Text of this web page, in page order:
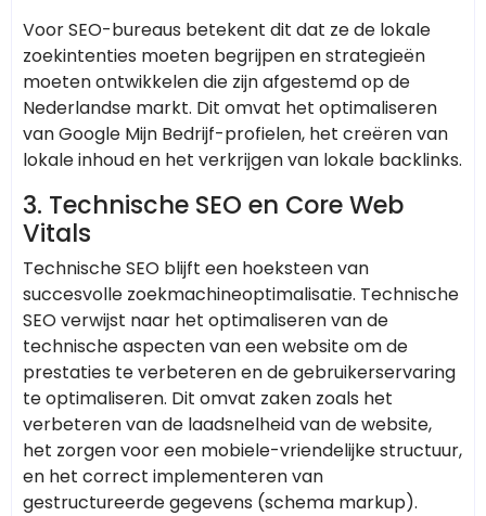
Voor SEO-bureaus betekent dit dat ze de lokale
zoekintenties moeten begrijpen en strategieën
moeten ontwikkelen die zijn afgestemd op de
Nederlandse markt. Dit omvat het optimaliseren
van Google Mijn Bedrijf-profielen, het creëren van
lokale inhoud en het verkrijgen van lokale backlinks.
3. Technische SEO en Core Web
Vitals
Technische SEO blijft een hoeksteen van
succesvolle zoekmachineoptimalisatie. Technische
SEO verwijst naar het optimaliseren van de
technische aspecten van een website om de
prestaties te verbeteren en de gebruikerservaring
te optimaliseren. Dit omvat zaken zoals het
verbeteren van de laadsnelheid van de website,
het zorgen voor een mobiele-vriendelijke structuur,
en het correct implementeren van
gestructureerde gegevens (schema markup).